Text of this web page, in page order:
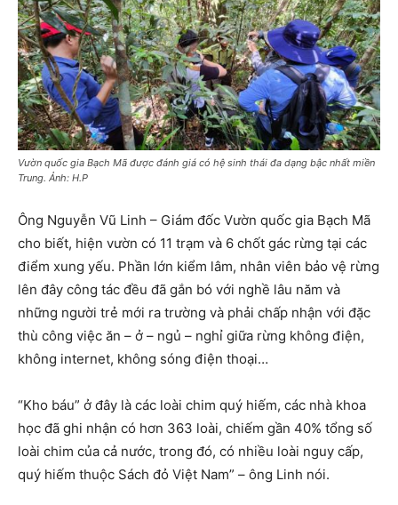
Vườn quốc gia Bạch Mã được đánh giá có hệ sinh thái đa dạng bậc nhất miền
Trung. Ảnh: H.P
Ông Nguyễn Vũ Linh – Giám đốc Vườn quốc gia Bạch Mã
cho biết, hiện vườn có 11 trạm và 6 chốt gác rừng tại các
điểm xung yếu. Phần lớn kiểm lâm, nhân viên bảo vệ rừng
lên đây công tác đều đã gắn bó với nghề lâu năm và
những người trẻ mới ra trường và phải chấp nhận với đặc
thù công việc ăn – ở – ngủ – nghỉ giữa rừng không điện,
không internet, không sóng điện thoại…
“Kho báu” ở đây là các loài chim quý hiếm, các nhà khoa
học đã ghi nhận có hơn 363 loài, chiếm gần 40% tổng số
loài chim của cả nước, trong đó, có nhiều loài nguy cấp,
quý hiếm thuộc Sách đỏ Việt Nam” – ông Linh nói.